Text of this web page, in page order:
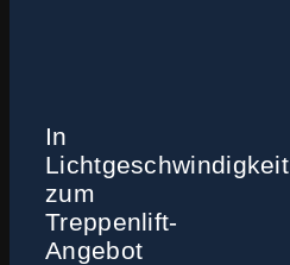
In
Lichtgeschwindigkeit
zum
Treppenlift-
Angebot